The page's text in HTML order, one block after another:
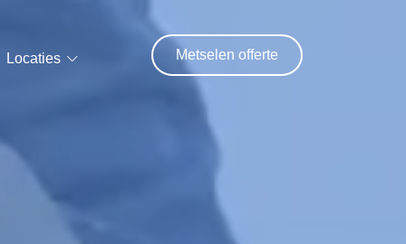
Locaties Metselen offerte